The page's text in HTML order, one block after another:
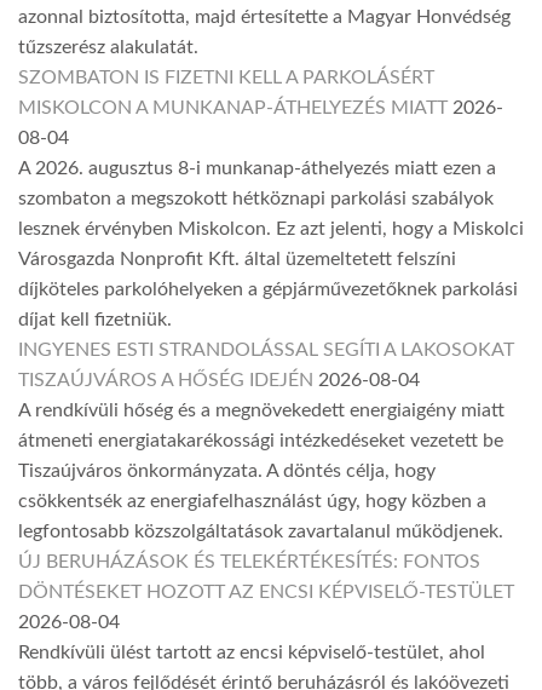
azonnal biztosította, majd értesítette a Magyar Honvédség
tűzszerész alakulatát.
SZOMBATON IS FIZETNI KELL A PARKOLÁSÉRT
MISKOLCON A MUNKANAP-ÁTHELYEZÉS MIATT 2026-
08-04
A 2026. augusztus 8-i munkanap-áthelyezés miatt ezen a
szombaton a megszokott hétköznapi parkolási szabályok
lesznek érvényben Miskolcon. Ez azt jelenti, hogy a Miskolci
Városgazda Nonprofit Kft. által üzemeltetett felszíni
díjköteles parkolóhelyeken a gépjárművezetőknek parkolási
díjat kell fizetniük.
INGYENES ESTI STRANDOLÁSSAL SEGÍTI A LAKOSOKAT
TISZAÚJVÁROS A HŐSÉG IDEJÉN 2026-08-04
A rendkívüli hőség és a megnövekedett energiaigény miatt
átmeneti energiatakarékossági intézkedéseket vezetett be
Tiszaújváros önkormányzata. A döntés célja, hogy
csökkentsék az energiafelhasználást úgy, hogy közben a
legfontosabb közszolgáltatások zavartalanul működjenek.
ÚJ BERUHÁZÁSOK ÉS TELEKÉRTÉKESÍTÉS: FONTOS
DÖNTÉSEKET HOZOTT AZ ENCSI KÉPVISELŐ-TESTÜLET
2026-08-04
Rendkívüli ülést tartott az encsi képviselő-testület, ahol
több, a város fejlődését érintő beruházásról és lakóövezeti